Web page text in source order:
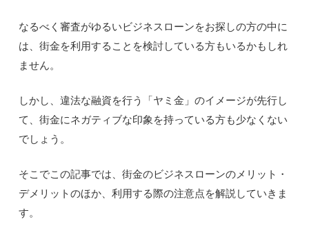
なるべく審査がゆるいビジネスローンをお探しの方の中に
は、街金を利用することを検討している方もいるかもしれ
ません。
しかし、違法な融資を行う「ヤミ金」のイメージが先行し
て、街金にネガティブな印象を持っている方も少なくない
でしょう。
そこでこの記事では、街金のビジネスローンのメリット・
デメリットのほか、利用する際の注意点を解説していきま
す。